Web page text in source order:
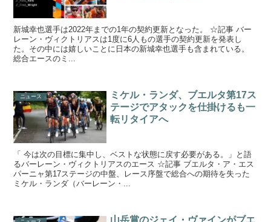
新城幸也選手は2022年までの1年の契約更新となった。 ☆記事 バー
レーン・ヴィクトリアスは1度に6人もの選手の契約更新を発表し
た。その中には嬉しいことに日本の新城幸也選手も含まれている。
総合エースのミ...
ニュース
ミケル・ランダ、ブエルタ第17ス
テージでアタックを仕掛けるも一
転リタイアへ
「 今は次の目標に集中し、ベストな状態に戻す必要がある。」と語
るバーレーン・ヴィクトリアスのエース ☆記事 ブエルタ・ア・エス
パーニャ第17ステージの中盤、レース序盤で総合への期待を失った
ミケル・ランダ（バーレーン・...